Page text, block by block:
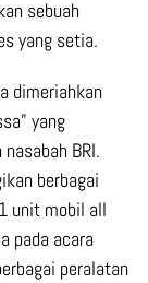
sebuah
yang setia.
dimeriahkan
yang
BRI.
berbagai
unit mobil all
pada acara
peralatan